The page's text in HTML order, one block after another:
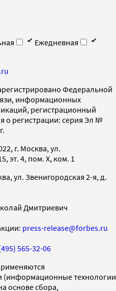
Ежедневная
Федеральной
информационных
регистрационный
о регистрации: серия Эл №
г. Москва, ул.
эт. 4, пом. X, ком. 1
ул. Звенигородская 2-я, д.
Дмитриевич
press-release@forbes.ru
565-32-06
(информационные технологии
основе сбора,